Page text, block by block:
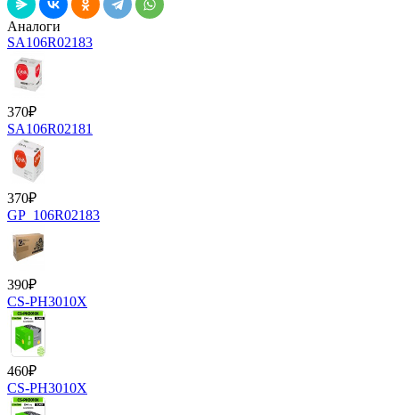
Аналоги
SA106R02183
370₽
SA106R02181
370₽
GP_106R02183
390₽
CS-PH3010X
460₽
CS-PH3010X